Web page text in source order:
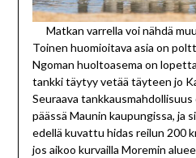
Matkan varrella voi nähdä
Toinen huomioitava asia on
Ngoman huoltoasema on
tankki täytyy vetää täyteen jo
Seuraava
päässä Maunin kaupungissa, ja
edellä kuvattu hidas reilun 200
jos aikoo kurvailla Moremin